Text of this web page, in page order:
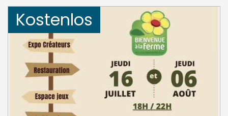
Kostenlos